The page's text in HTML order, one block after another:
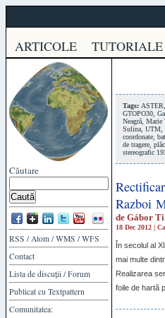
ARTICOLE TUTORIALE
Căutare
RSS /Atom /WMS /WFS
Contact
Lista de discuții /Forum
Publicat cu Textpattern
Comunitatea:
Tags: ASTER
GTOPO30
Neagră Marie
Sulina UTM
coordonate
de tragere
stereografic
Razboi
de Gábor
18 Dec 2012 |
În secolul al
mai multe
Realizarea
foile de hartă